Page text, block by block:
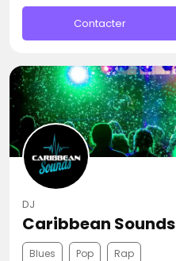
Contacter
DJ
Caribbean Sounds
Blues Pop Rap